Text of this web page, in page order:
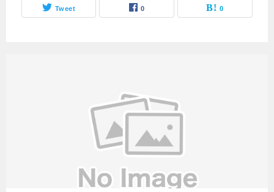
Tweet 0 0